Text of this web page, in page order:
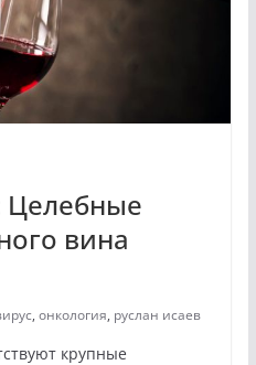
вина
, онкология, руслан исаев
крупные